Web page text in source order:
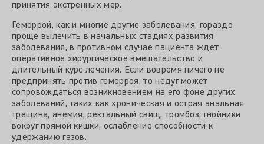
принятия экстренных мер.
Геморрой, как и многие другие заболевания, гораздо
проще вылечить в начальных стадиях развития
заболевания, в противном случае пациента ждет
оперативное хирургическое вмешательство и
длительный курс лечения. Если вовремя ничего не
предпринять против геморроя, то недуг может
сопровождаться возникновением на его фоне других
заболеваний, таких как хроническая и острая анальная
трещина, анемия, ректальный свищ, тромбоз, гнойники
вокруг прямой кишки, ослабление способности к
удержанию газов.